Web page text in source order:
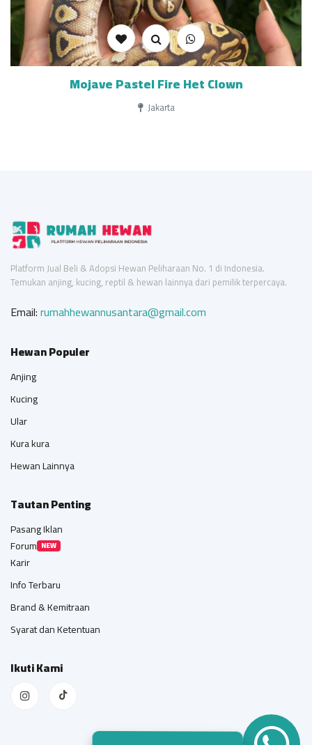
Mojave Pastel Fire Het Clown
Jakarta
Platform Jual Beli & Adopsi Hewan Peliharaan No. 1 di Indonesia.
Temukan anjing, kucing, reptil & hewan lainnya dari pemilik terpercaya.
Email:rumahhewannusantara@gmail.com
Hewan Populer
Anjing
Kucing
Ular
Kura kura
Hewan Lainnya
Tautan Penting
Pasang Iklan
Forum NEW
Karir
Info Terbaru
Brand & Kemitraan
Syarat dan Ketentuan
Ikuti Kami